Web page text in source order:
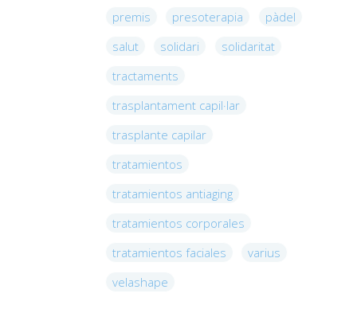
premis
presoterapia
pàdel
salut
solidari
solidaritat
tractaments
trasplantament capil·lar
trasplante capilar
tratamientos
tratamientos antiaging
tratamientos corporales
tratamientos faciales
varius
velashape